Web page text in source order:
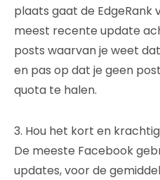
plaats gaat de
meest recente update
posts waarvan je weet
en pas op dat je geen
quota te halen.
3. Hou het kort en krachtig
De meeste Facebook
updates, voor de